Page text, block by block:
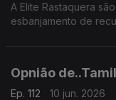
A Elite Rastaquera
esbanjamento de
Opnião
Ep. 112
10 jun. 2026